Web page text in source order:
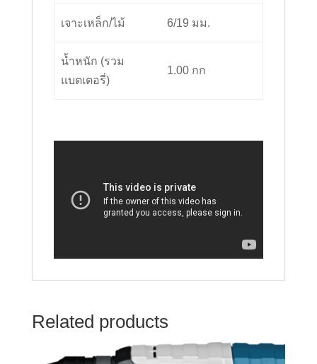
เจาะเหล็ก/ไม้ 6/19 มม.
น้ำหนัก (รวม
แบตเตอรี่)
1.00 กก
Related products